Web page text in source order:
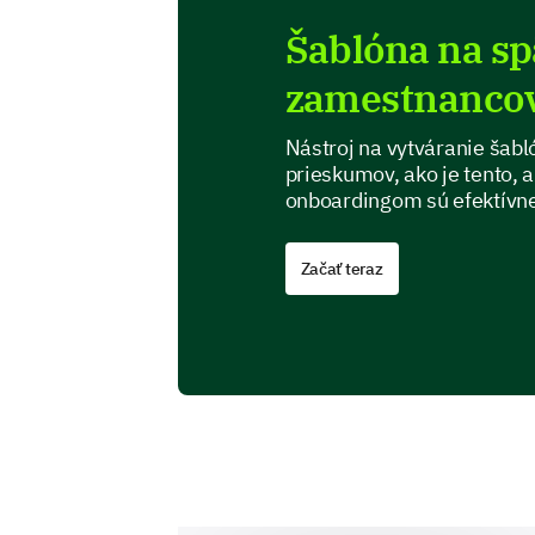
Šablóna na
Nástroj na vytváranie
prieskumov, ako je tento,
onboardingom sú
Začať teraz